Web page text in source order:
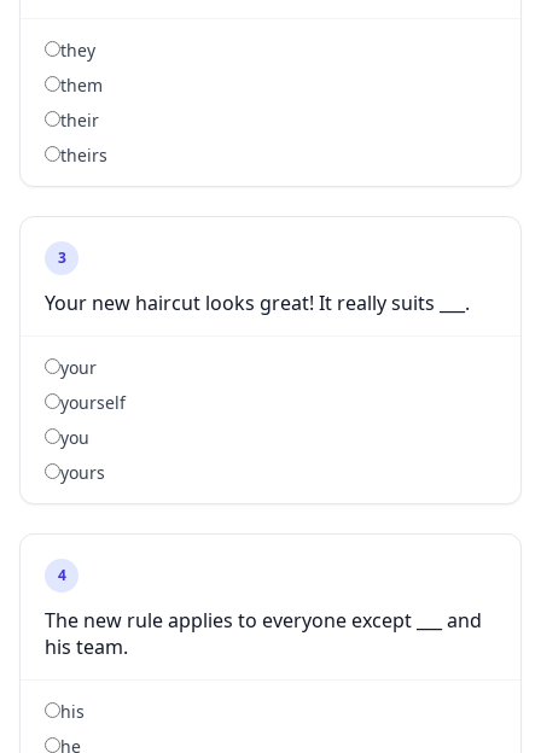
they
them
their
theirs
3
Your new haircut looks great! It really suits ___.
your
yourself
you
yours
4
The new rule applies to everyone except ___ and
his team.
his
he